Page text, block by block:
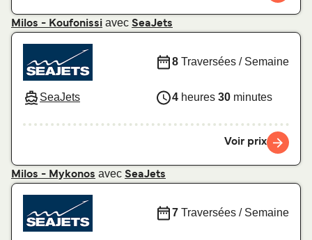
Milos - Koufonissi avec SeaJets
SeaJets
8 Traversées / Semaine
4 heures 30 minutes
Voir prix
Milos - Mykonos avec SeaJets
7 Traversées / Semaine